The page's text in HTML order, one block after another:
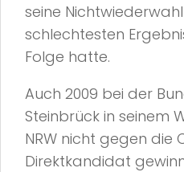
seine
schlechtesten
Folge hatte.
Auch 2009 bei der
Steinbrück in seinem
NRW nicht gegen die
Direktkandidat